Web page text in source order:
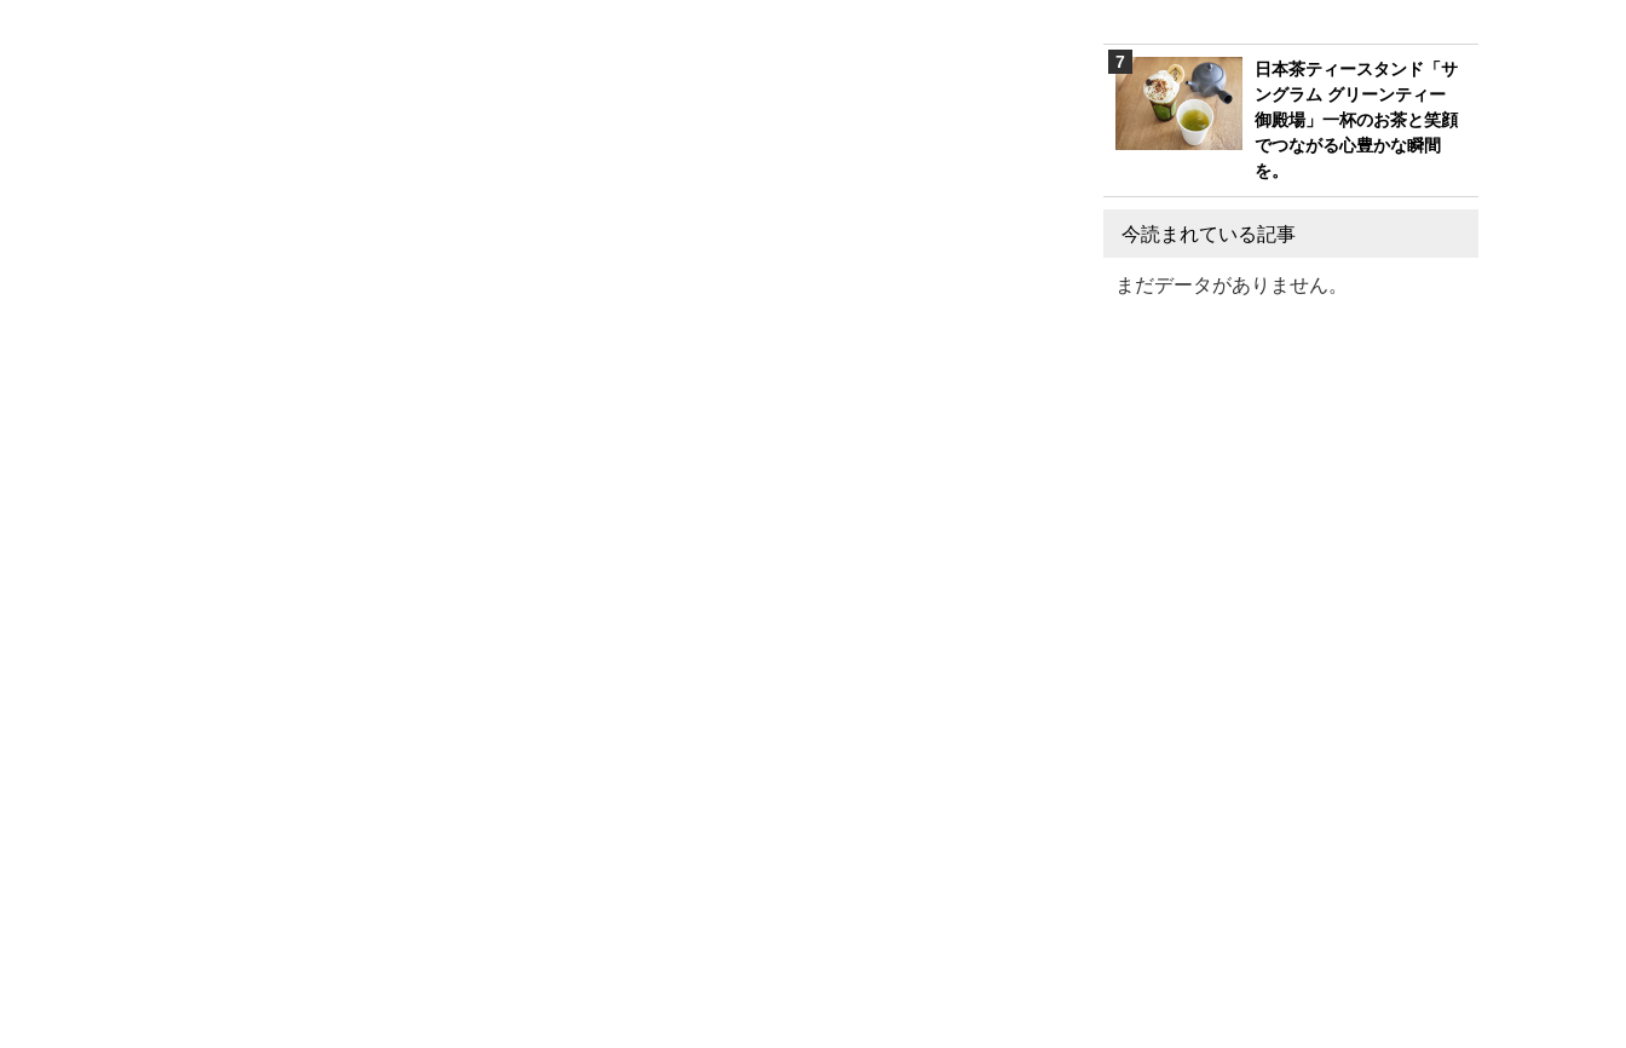
日本茶ティースタンド「サ
ングラム グリーンティー
御殿場」一杯のお茶と笑顔
でつながる心豊かな瞬間
を。
今読まれている記事
まだデータがありません。